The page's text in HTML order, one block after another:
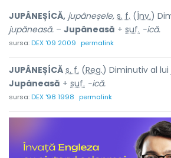
JUPÂNEȘÍCĂ, jupâneșele, s. f. (Înv.)
jupăneasă. – Jupâneasă + suf. -ică.
sursa:DEX '09 2009 permalink
JUPÂNEȘÍCĂ s. f. (Reg.) Diminutiv al lui
Jupâneasă + suf. -ică.
sursa:DEX '98 1998 permalink